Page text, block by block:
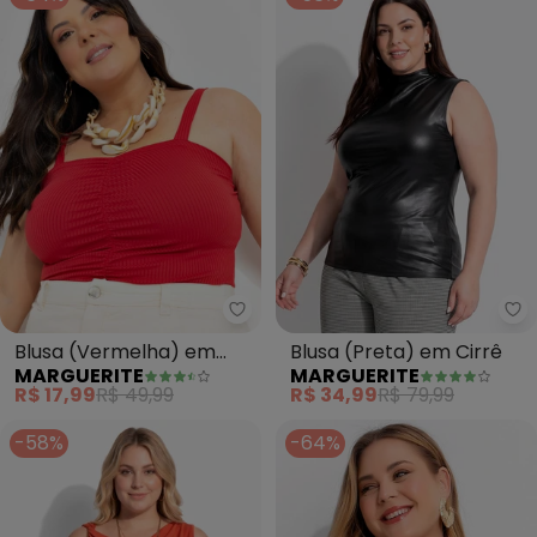
Marguerite - Blusa (Vermelha)
Blusa (Vermelha) em
Canelado
MARGUERITE
R$ 17,99R$ 49,99
Blusa (Preta) em Cirrê
MARGUERITE
R$ 34,99R$ 79,99
-58%
-64%